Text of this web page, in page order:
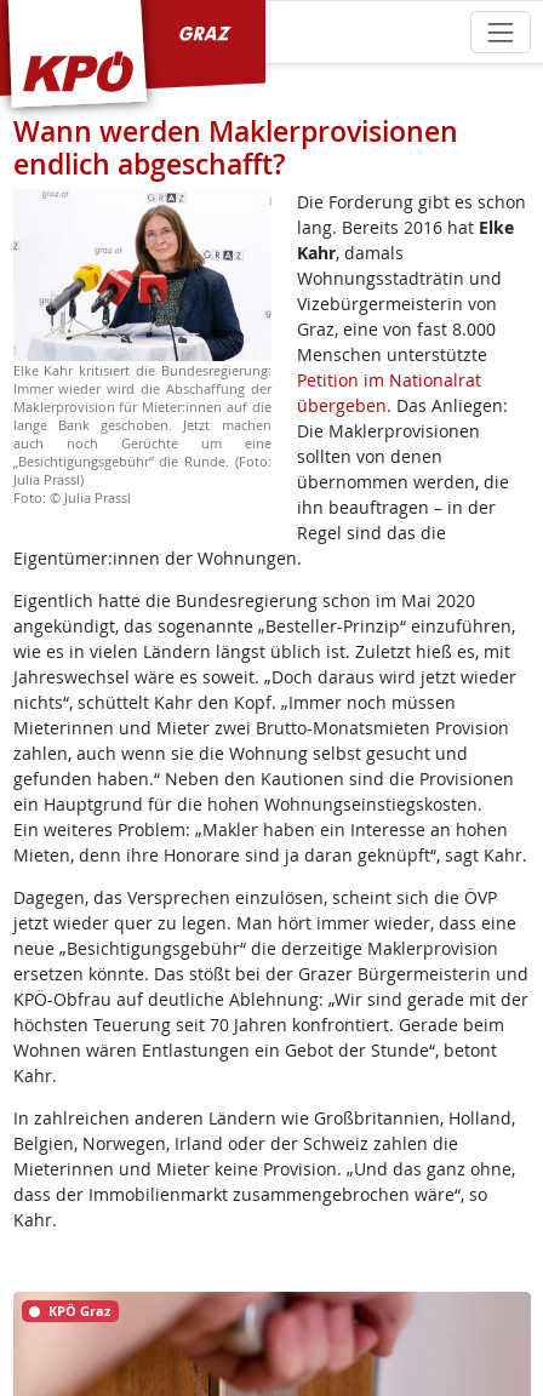
Wann werden Maklerprovisionen
endlich abgeschafft?
Elke Kahr kritisiert die Bundesregierung:
Immer wieder wird die Abschaffung der
Maklerprovision für Mieter:innen auf die
lange Bank geschoben. Jetzt machen
auch noch Gerüchte um eine
„Besichtigungsgebühr“ die Runde. (Foto:
Julia Prassl)
Foto: © Julia Prassl
Die Forderung gibt es schon
lang. Bereits 2016 hat Elke
Kahr, damals
Wohnungsstadträtin und
Vizebürgermeisterin von
Graz, eine von fast 8.000
Menschen unterstützte
Petition im Nationalrat
übergeben. Das Anliegen:
Die Maklerprovisionen
sollten von denen
übernommen werden, die
ihn beauftragen – in der
Regel sind das die
Eigentümer:innen der Wohnungen.
Eigentlich hatte die Bundesregierung schon im Mai 2020
angekündigt, das sogenannte „Besteller-Prinzip“ einzuführen,
wie es in vielen Ländern längst üblich ist. Zuletzt hieß es, mit
Jahreswechsel wäre es soweit. „Doch daraus wird jetzt wieder
nichts“, schüttelt Kahr den Kopf. „Immer noch müssen
Mieterinnen und Mieter zwei Brutto-Monatsmieten Provision
zahlen, auch wenn sie die Wohnung selbst gesucht und
gefunden haben.“ Neben den Kautionen sind die Provisionen
ein Hauptgrund für die hohen Wohnungseinstiegskosten.
Ein weiteres Problem: „Makler haben ein Interesse an hohen
Mieten, denn ihre Honorare sind ja daran geknüpft“, sagt Kahr.
Dagegen, das Versprechen einzulösen, scheint sich die ÖVP
jetzt wieder quer zu legen. Man hört immer wieder, dass eine
neue „Besichtigungsgebühr“ die derzeitige Maklerprovision
ersetzen könnte. Das stößt bei der Grazer Bürgermeisterin und
KPÖ-Obfrau auf deutliche Ablehnung: „Wir sind gerade mit der
höchsten Teuerung seit 70 Jahren konfrontiert. Gerade beim
Wohnen wären Entlastungen ein Gebot der Stunde“, betont
Kahr.
In zahlreichen anderen Ländern wie Großbritannien, Holland,
Belgien, Norwegen, Irland oder der Schweiz zahlen die
Mieterinnen und Mieter keine Provision. „Und das ganz ohne,
dass der Immobilienmarkt zusammengebrochen wäre“, so
Kahr.
KPÖ Graz